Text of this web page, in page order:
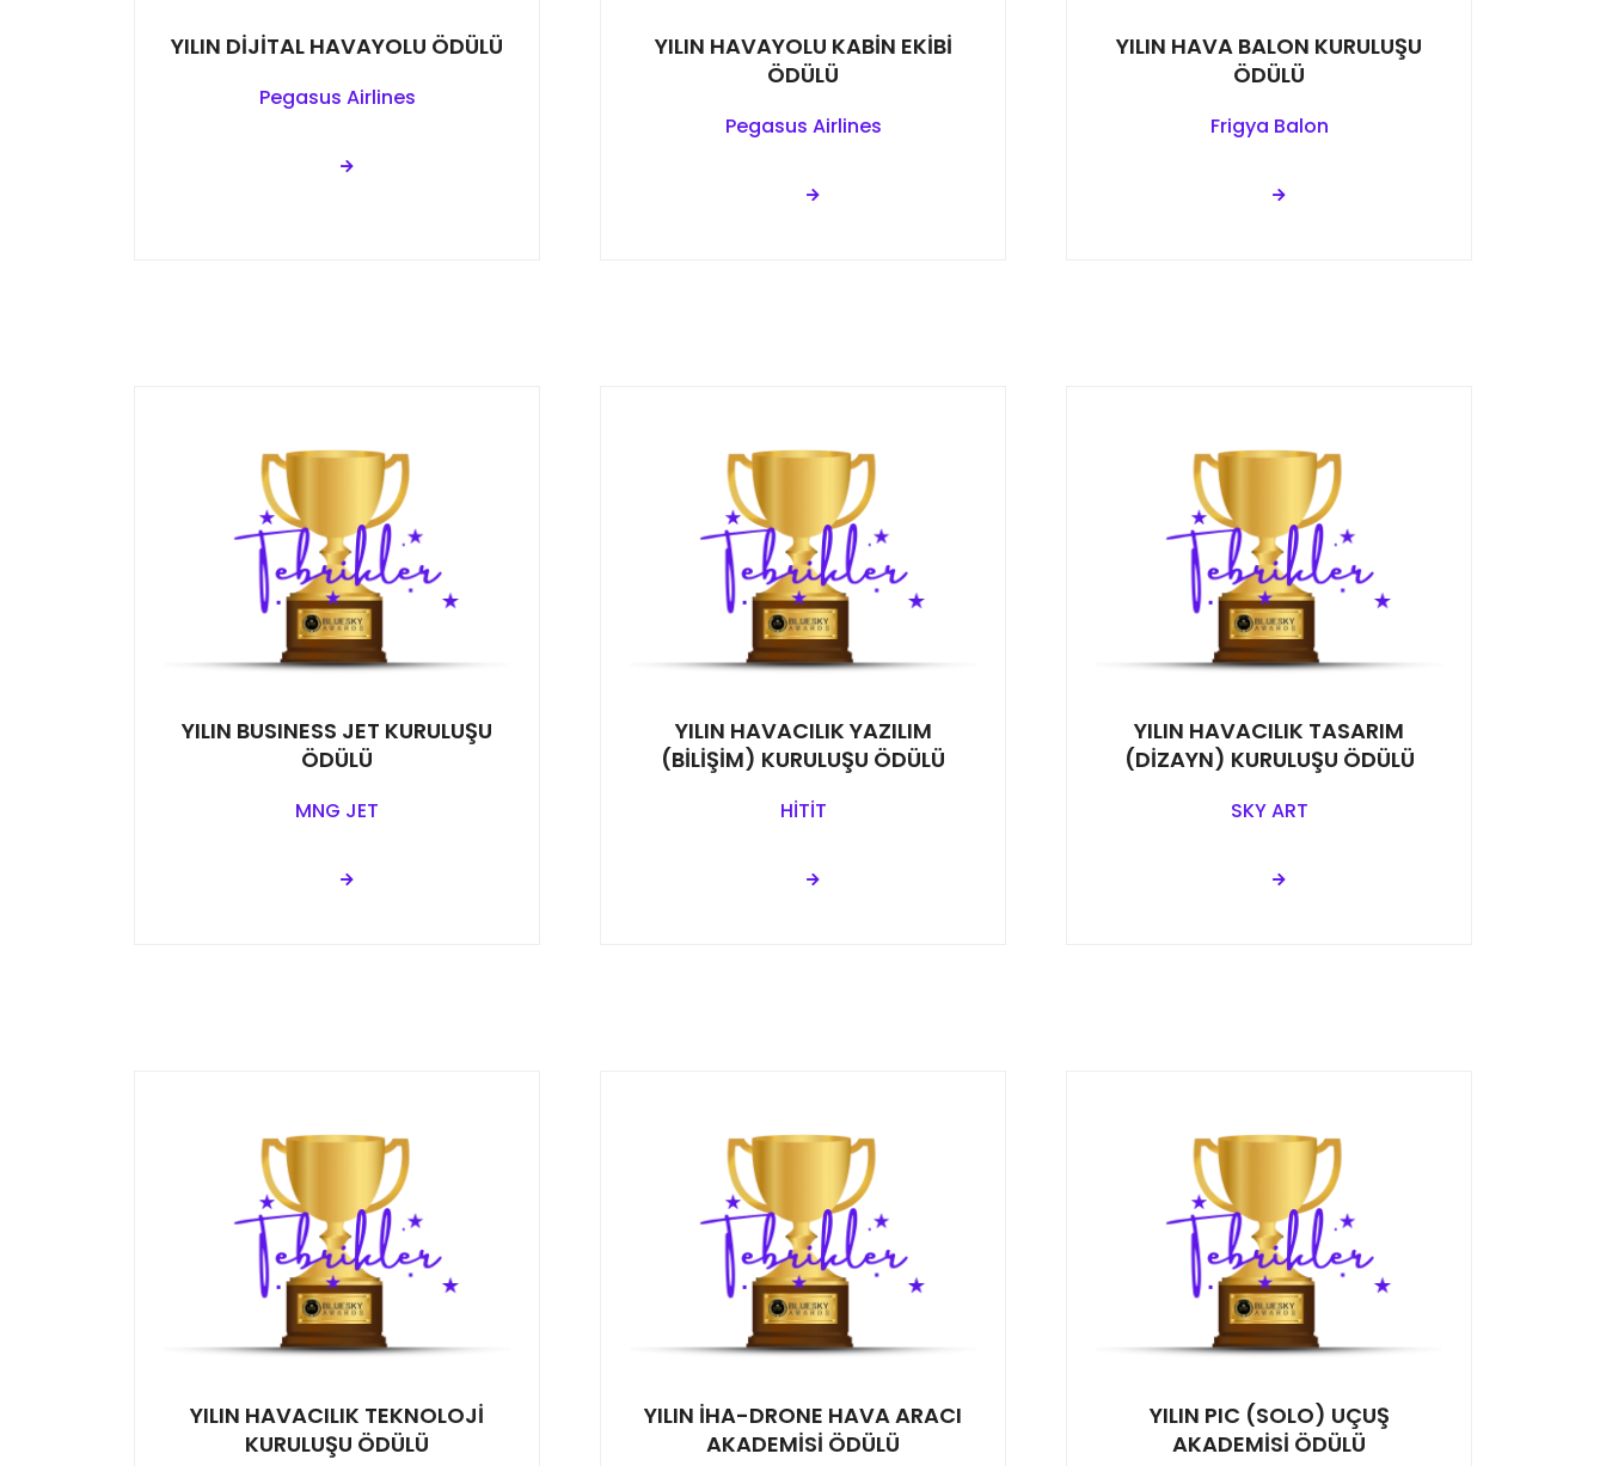
YILIN DİJİTAL HAVAYOLU ÖDÜLÜ
Pegasus Airlines
YILIN HAVAYOLU KABİN EKİBİ
ÖDÜLÜ
Pegasus Airlines
YILIN HAVA BALON KURULUŞU
ÖDÜLÜ
Frigya Balon
YILIN BUSINESS JET KURULUŞU
ÖDÜLÜ
MNG JET
YILIN HAVACILIK YAZILIM
(BİLİŞİM) KURULUŞU ÖDÜLÜ
HİTİT
YILIN HAVACILIK TASARIM
(DİZAYN) KURULUŞU ÖDÜLÜ
SKY ART
YILIN HAVACILIK TEKNOLOJİ
KURULUŞU ÖDÜLÜ
YILIN İHA-DRONE HAVA ARACI
AKADEMİSİ ÖDÜLÜ
YILIN PIC (SOLO) UÇUŞ
AKADEMİSİ ÖDÜLÜ